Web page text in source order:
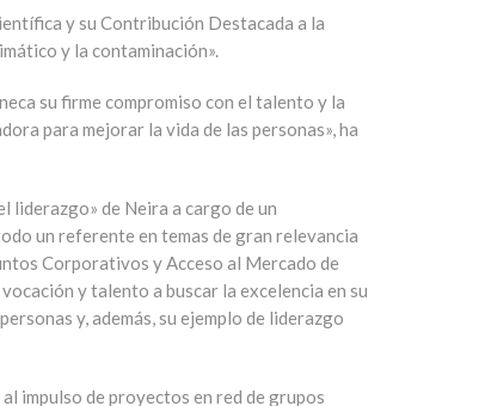
y su Contribución Destacada a la
y la contaminación».
su firme compromiso con el talento y la
para mejorar la vida de las personas», ha
liderazgo» de Neira a cargo de un
un referente en temas de gran relevancia
Corporativos y Acceso al Mercado de
y talento a buscar la excelencia en su
y, además, su ejemplo de liderazgo
impulso de proyectos en red de grupos